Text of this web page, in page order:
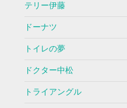
テリー伊藤
ドーナツ
トイレの夢
ドクター中松
トライアングル